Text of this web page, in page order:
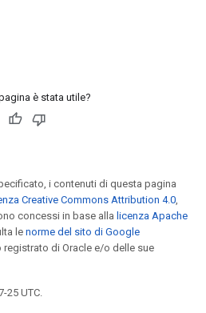
è stata utile?
i contenuti di questa pagina
Creative Commons Attribution 4.0,
concessi in base alla licenza Apache
le norme del sito di Google
registrato di Oracle e/o delle sue
25 UTC.